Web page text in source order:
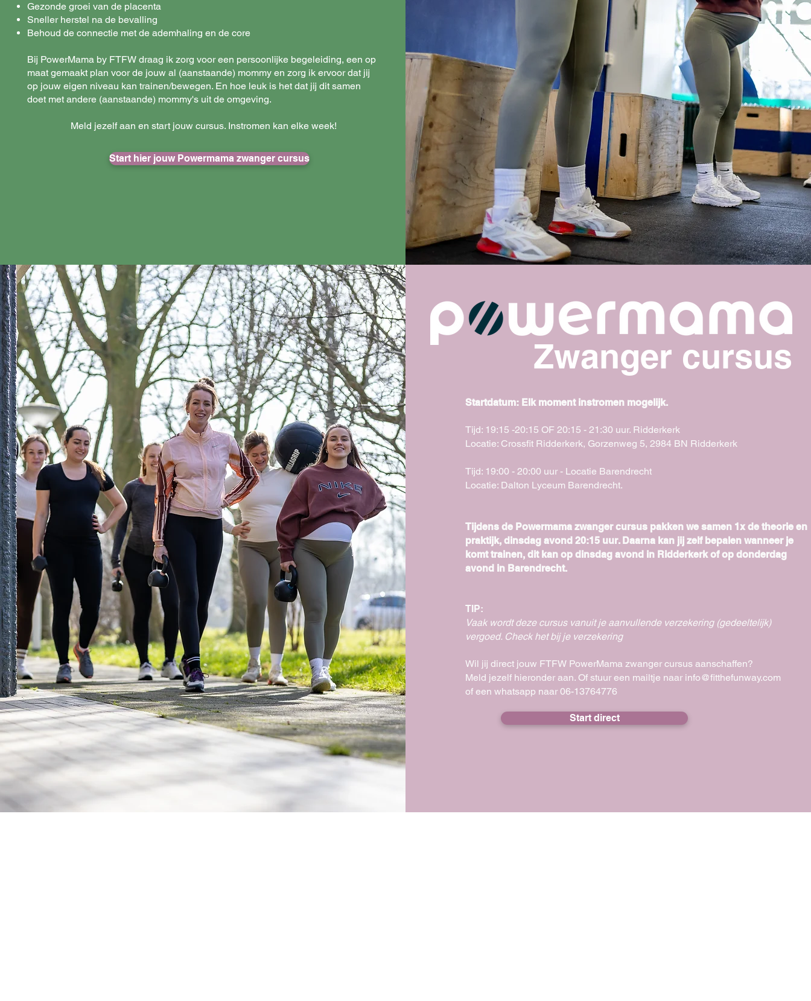
Gezonde groei van de placenta
Sneller herstel na de bevalling
Behoud de connectie met de ademhaling en de core
Bij PowerMama by FTFW draag ik zorg voor een persoonlijke begeleiding, een op
maat gemaakt plan voor de jouw al (aanstaande) mommy en zorg ik ervoor dat jij
op jouw eigen niveau kan trainen/bewegen. En hoe leuk is het dat jij dit samen
doet met andere (aanstaande) mommy's uit de omgeving.
Meld jezelf aan en start jouw cursus. Instromen kan elke week!
Start hier jouw Powermama zwanger cursus
Zwanger cursus
Startdatum: Elk moment instromen mogelijk.
Tijd: 19:15 -20:15 OF 20:15 - 21:30 uur. Ridderkerk
Locatie: Crossfit Ridderkerk, Gorzenweg 5, 2984 BN Ridderkerk
Tijd: 19:00 - 20:00 uur - Locatie Barendrecht
Locatie: Dalton Lyceum Barendrecht.
Tijdens de Powermama zwanger cursus pakken we samen 1x de theorie en
praktijk, dinsdag avond 20:15 uur. Daarna kan jij zelf bepalen wanneer je
komt trainen, dit kan op dinsdag avond in Ridderkerk of op donderdag
avond in Barendrecht.
TIP:
Vaak wordt deze cursus vanuit je aanvullende verzekering (gedeeltelijk)
vergoed. Check het bij je verzekering
Wil jij direct jouw FTFW PowerMama zwanger cursus aanschaffen?
Meld jezelf hieronder aan. Of stuur een mailtje naar info@fitthefunway.com
of een whatsapp naar 06-13764776
Start direct